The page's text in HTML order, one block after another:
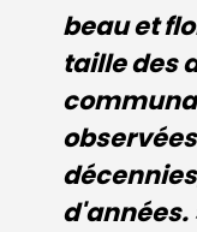
beau et
taille des
d'années.